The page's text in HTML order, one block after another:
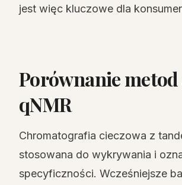
jest więc kluczowe dla
Porównanie
qNMR
Chromatografia cieczowa z
stosowana do wykrywania i
specyficzności. Wcześniejsze